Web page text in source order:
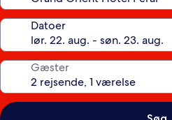
Datoer
Gæster